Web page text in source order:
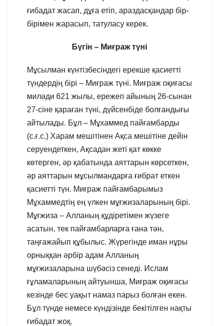
ғибадат жасап, дұға етіп, араздасқандар бір-
бірімен жарасып, татуласу керек.
Бүгін – Миғраж түні
Мұсылман күнтізбесіндегі ерекше қасиетті
түндердің бірі – Миғраж түні. Миғраж оқиғасы
миләди 621 жылы, ережеп айының 26-сынан
27-сіне қараған түні, дүйсенбіде болғандығы
айтылады. Бұл – Мұхаммед пайғамбарды
(с.ғ.с.) Харам мешітінен Ақса мешітіне дейін
серуендеткен, Ақсадан жеті қат көкке
көтерген, әр қабатында аяттарын көрсеткен,
әр аяттарын мұсылмандарға ғибрат еткен
қасиетті түн. Миғраж пайғамбарымыз
Мұхаммедтің ең үлкен мұғжизаларының бірі.
Мұғжиза – Алланың құдіретімен жүзеге
асатын, тек пайғамбарларға ғана тән,
таңғажайып құбылыс. Жүрегінде иман нұры
орныққан әрбір адам Алланың
мұғжизаларына шүбәсіз сенеді. Ислам
ғұламаларының айтуынша, Миғраж оқиғасы
кезінде бес уақыт намаз парыз болған екен.
Бұл түнде немесе күндізінде бекітілген нақты
ғибадат жоқ.